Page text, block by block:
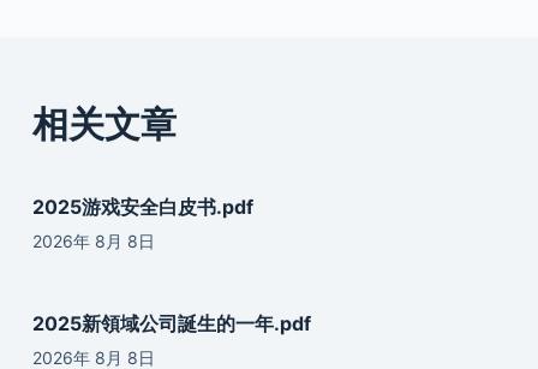
相关文章
2025游戏安全白皮书.pdf
2026年 8月 8日
2025新領域公司誕生的一年.pdf
2026年 8月 8日